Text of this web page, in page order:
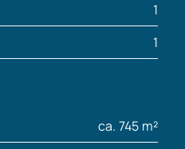
1
1
ca. 745 m²